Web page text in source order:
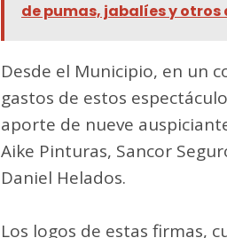
de pumas, jabalíes y otros
Desde el Municipio, en un
gastos de estos
aporte de nueve
Aike Pinturas, Sancor
Daniel Helados.
Los logos de estas firmas,